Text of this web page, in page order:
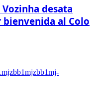
desata
al Colo